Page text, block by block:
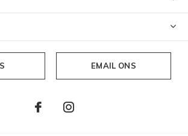
EMAIL ONS